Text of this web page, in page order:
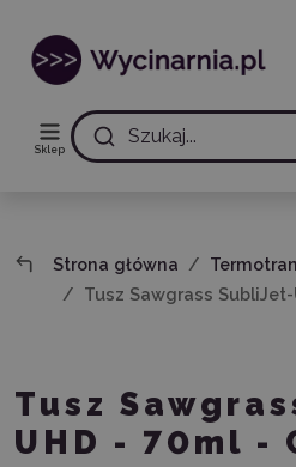
Sklep
Szukaj...
Strona główna
Tusz Sawgrass
Tusz
UHD - 70ml -